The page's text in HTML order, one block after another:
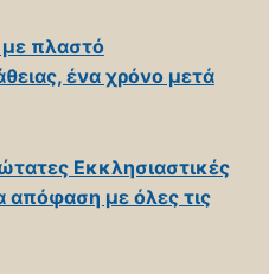
πλαστό
ένα χρόνο μετά
Εκκλησιαστικές
με όλες τις